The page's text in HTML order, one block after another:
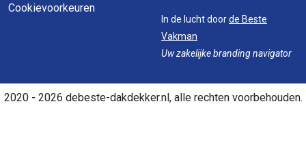
Cookievoorkeuren
In de lucht doorde Beste
Vakman
Uw zakelijke branding navigator
2020 - 2026 debeste-dakdekker.nl, alle rechten voorbehouden.